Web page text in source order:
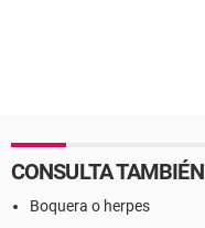
CONSULTA TAMBIÉN
Boquera o herpes